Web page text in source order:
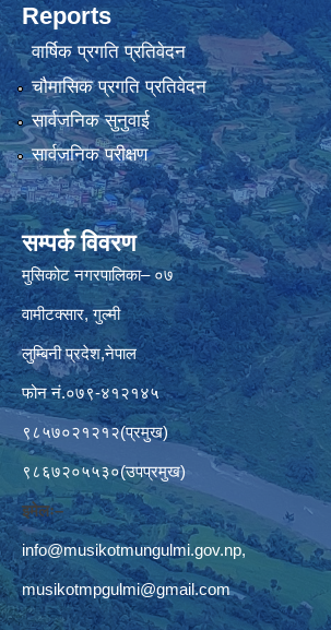
Reports
वार्षिक प्रगति प्रतिवेदन
चौमासिक प्रगति प्रतिवेदन
सार्वजनिक सुनुवाई
सार्वजनिक परीक्षण
सम्पर्क विवरण
मुसिकोट नगरपालिका– ०७
वामीटक्सार, गुल्मी
लुम्बिनी प्रदेश,नेपाल
फोन नं.०७९-४१२१४५
९८५७०२१२१२(प्रमुख)
९८६७२०५५३०(उपप्रमुख)
इमेलः–
info@musikotmungulmi.gov.np,
musikotmpgulmi@gmail.com